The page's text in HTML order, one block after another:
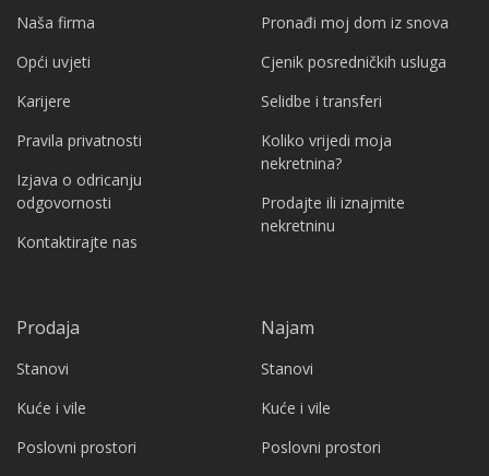
Naša firma
Opći uvjeti
Karijere
Pravila privatnosti
Izjava o odricanju
odgovornosti
Kontaktirajte nas
Pronađi moj dom iz snova
Cjenik posredničkih usluga
Selidbe i transferi
Koliko vrijedi moja
nekretnina?
Prodajte ili iznajmite
nekretninu
Prodaja
Stanovi
Kuće i vile
Poslovni prostori
Najam
Stanovi
Kuće i vile
Poslovni prostori